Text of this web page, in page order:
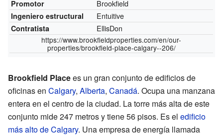
Promotor Brookfield
Ingeniero estructural Entuitive
Contratista EllisDon
https://www.brookfieldproperties.com/en/our-
properties/brookfield-place-calgary--206/
Brookfield Placees un gran conjunto de edificios de
oficinas en Calgary, Alberta, Canadá. Ocupa una manzana
entera en el centro de la ciudad. La torre más alta de este
conjunto mide 247 metros y tiene 56 pisos. Es el edificio
más alto de Calgary. Una empresa de energía llamada